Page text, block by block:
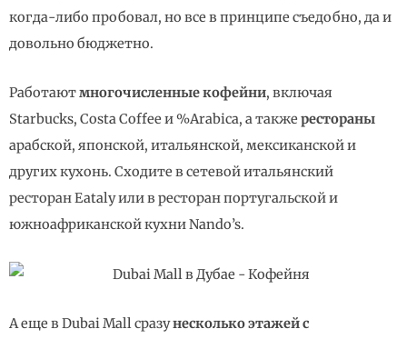
когда-либо пробовал, но все в принципе съедобно, да и
довольно бюджетно.
Работаютмногочисленные кофейни, включая
Starbucks, Costa Coffee и %Arabica, а также рестораны
арабской, японской, итальянской, мексиканской и
других кухонь. Сходите в сетевой итальянский
ресторан Eataly или в ресторан португальской и
южноафриканской кухни Nando’s.
А еще в Dubai Mall сразунесколько этажей с